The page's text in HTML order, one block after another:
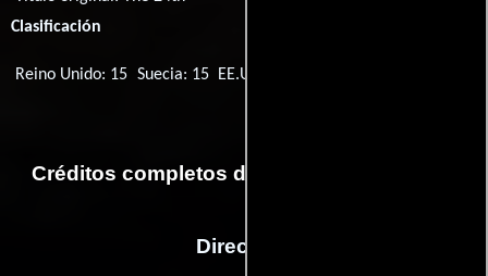
Clasificación
Reino Unido: 15 Suecia: 15 EE.UU.: TV-MA
Créditos completos de la película The 24th
Dirección